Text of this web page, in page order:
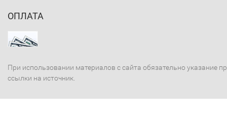
ОПЛАТА
При использовании материалов с сайта обязательно указание
ссылки на источник.